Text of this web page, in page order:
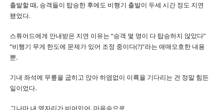
출발할 때, 승객들이 탑승한 후에도 비행기 출발이 두세 시간 정도 지연
됐었다.
스튜어드에게 안내받은 지연 이유는 “승객 몇 명이 다 탑승하지 않았다”
“비행기 무게 한도에 문제가 있어 조정 중이다(?)”라는 애매모호한 내용
뿐.
기내 좌석에 무릎을 굽히고 앉아 하염없이 이륙을 기다리는 건 정말 힘든
일이었다.
그나마 내 옆자리가 비어있어, 마음속으로